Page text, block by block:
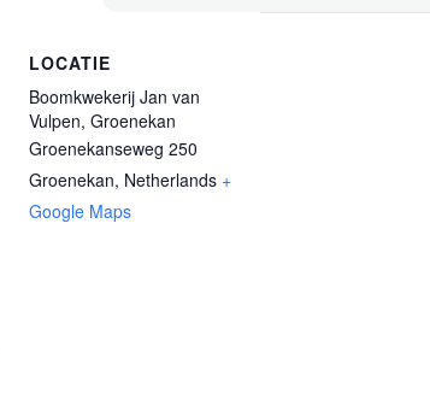
LOCATIE
Boomkwekerij Jan van
Vulpen, Groenekan
Groenekanseweg 250
Groenekan, Netherlands +
Google Maps